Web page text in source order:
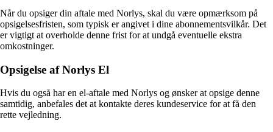
Når du opsiger din aftale med Norlys, skal du være opmærksom på
opsigelsesfristen, som typisk er angivet i dine abonnementsvilkår. Det
er vigtigt at overholde denne frist for at undgå eventuelle ekstra
omkostninger.
Opsigelse af Norlys El
Hvis du også har en el-aftale med Norlys og ønsker at opsige denne
samtidig, anbefales det at kontakte deres kundeservice for at få den
rette vejledning.